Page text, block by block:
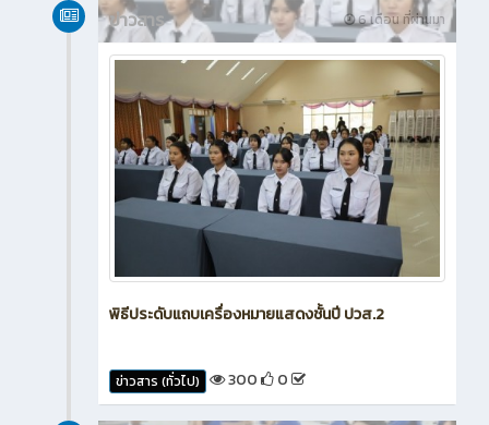
6 เดือน ที่ผ่านมา
ข่าวสาร
พิธีประดับแถบเครื่องหมายแสดงชั้นปี ปวส.2
ข่าวสาร (ทั่วไป) 300 0